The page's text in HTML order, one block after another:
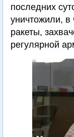
последних
уничтожили, в
ракеты,
регулярной